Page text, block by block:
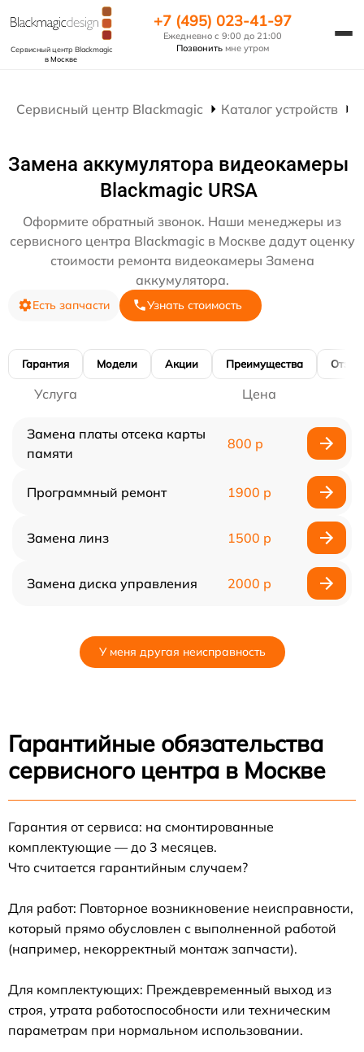
Сервисный центр Blackmagic
в Москве
+7 (495) 023-41-97
Ежедневно с 9:00 до 21:00
Позвонить мне утром
Сервисный центр Blackmagic Каталог устройств
Замена аккумулятора видеокамеры
Blackmagic URSA
Оформите обратный звонок. Наши менеджеры из
сервисного центра Blackmagic в Москве дадут оценку
стоимости ремонта видеокамеры Замена
аккумулятора.
Есть запчасти Узнать стоимость
Гарантия Модели Акции Преимущества
Услуга Цена
Замена платы отсека карты
памяти
800 р
Программный ремонт 1900 р
Замена линз 1500 р
Замена диска управления 2000 р
У меня другая неисправность
Гарантийные обязательства
сервисного центра в Москве
Гарантия от сервиса: на смонтированные
комплектующие — до 3 месяцев.
Что считается гарантийным случаем?
Для работ: Повторное возникновение неисправности,
который прямо обусловлен с выполненной работой
(например, некорректный монтаж запчасти).
Для комплектующих: Преждевременный выход из
строя, утрата работоспособности или техническим
параметрам при нормальном использовании.